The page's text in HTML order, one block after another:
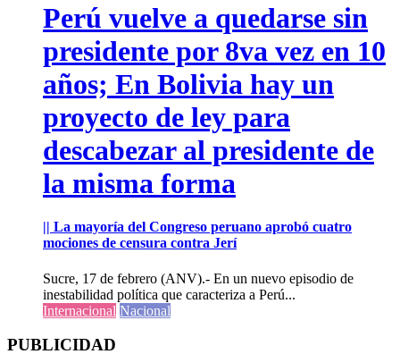
Perú vuelve a quedarse sin
presidente por 8va vez en 10
años; En Bolivia hay un
proyecto de ley para
descabezar al presidente de
la misma forma
|| La mayoría del Congreso peruano aprobó cuatro
mociones de censura contra Jerí
Sucre, 17 de febrero (ANV).- En un nuevo episodio de
inestabilidad política que caracteriza a Perú...
Internacional Nacional
PUBLICIDAD